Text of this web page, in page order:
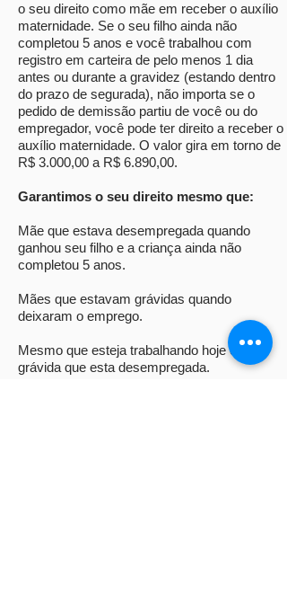
o seu direito como mãe em receber o auxílio
maternidade. Se o seu filho ainda não
completou 5 anos e você trabalhou com
registro em carteira de pelo menos 1 dia
antes ou durante a gravidez (estando dentro
do prazo de segurada), não importa se o
pedido de demissão partiu de você ou do
empregador, você pode ter direito a receber o
auxílio maternidade. O valor gira em torno de
R$ 3.000,00 a R$ 6.890,00.
Garantimos o seu direito mesmo que:
Mãe que estava desempregada quando
ganhou seu filho e a criança ainda não
completou 5 anos.
Mães que estavam grávidas quando
deixaram o emprego.​
Mesmo que esteja trabalhando hoje ou
grávida que esta desempregada.